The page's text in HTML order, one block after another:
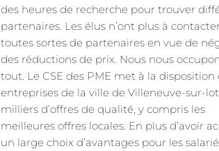
des heures de recherche pour trouver
partenaires. Les élus n’ont plus à contacter
toutes sortes de partenaires en vue de
des réductions de prix. Nous nous
tout. Le CSE des PME met à la disposition
entreprises de la ville de Villeneuve-sur-
milliers d’offres de qualité, y compris les
meilleures offres locales. En plus d’avoir
un large choix d’avantages pour les